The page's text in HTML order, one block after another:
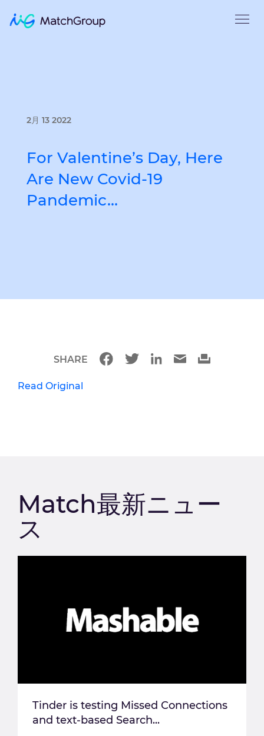
2月 13 2022
For Valentine’s Day, Here
Are New Covid-19
Pandemic…
Read Original
SHARE
Match最新ニュー
ス
Tinder is testing Missed Connections
and text-based Search...